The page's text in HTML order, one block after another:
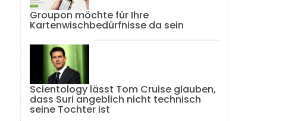
Groupon möchte für Ihre
Kartenwischbedürfnisse da sein
Scientology lässt Tom Cruise glauben,
dass Suri angeblich nicht technisch
seine Tochter ist